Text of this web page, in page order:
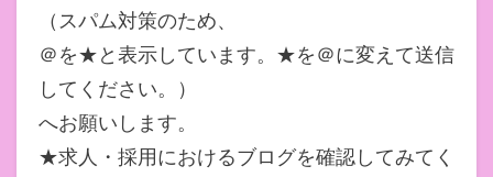
（スパム対策のため、
＠を★と表示しています。★を＠に変えて送信
してください。）
へお願いします。
★求人・採用におけるブログを確認してみてく